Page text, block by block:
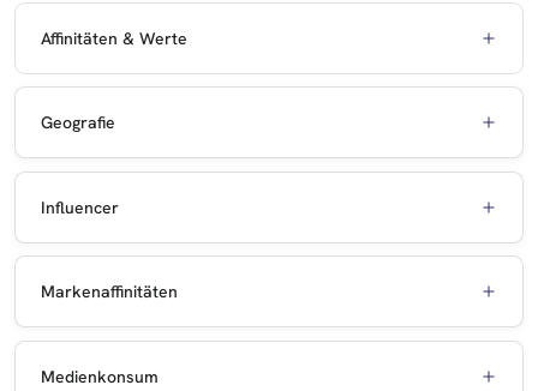
Affinitäten & Werte
Geografie
Influencer
Markenaffinitäten
Medienkonsum